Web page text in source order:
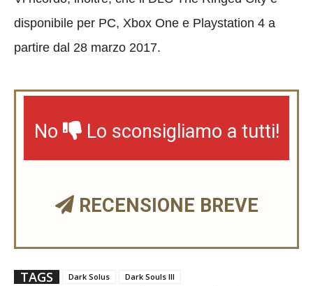
disponibile per PC, Xbox One e Playstation 4 a
partire dal 28 marzo 2017.
No Lo sconsigliamo a tutti!
RECENSIONE BREVE
TAGS Dark Solus
Dark Souls III